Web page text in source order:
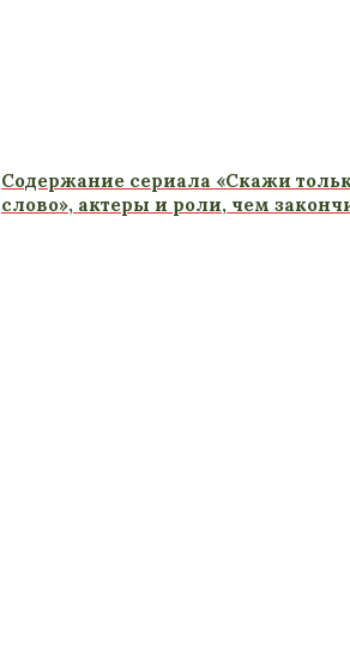
Содержание сериала «Скажи
слово», актеры и роли, чем